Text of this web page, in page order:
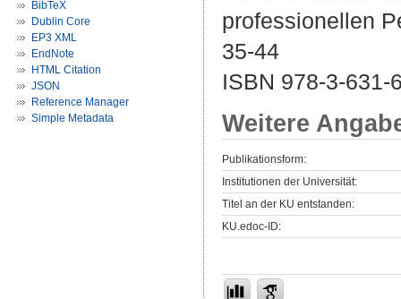
BibTeX
Dublin Core
EP3 XML
EndNote
HTML Citation
JSON
Reference Manager
Simple Metadata
professionellen
35-44
ISBN 978-3-631-
Weitere
Publikationsform:
Institutionen der Universität:
Titel an der KU entstanden:
KU.edoc-ID: